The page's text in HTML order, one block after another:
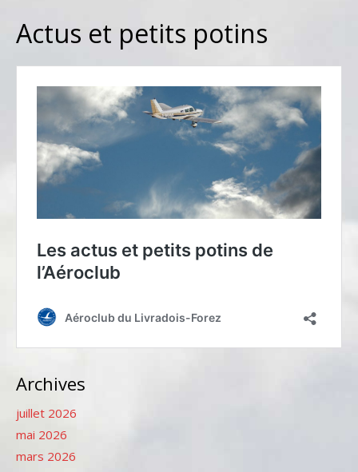
Actus et petits potins
Archives
juillet 2026
mai 2026
mars 2026